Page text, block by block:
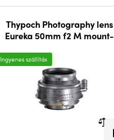
Thypoch Photography lens
Eureka 50mm f2 M mount-
Ingyenes szállítás